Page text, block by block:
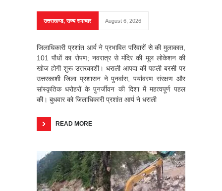
उत्तराखण्ड,राज्य समाचार August 6, 2026
जिलाधिकारी प्रशांत आर्य ने प्रभावित परिवारों से की मुलाकात,
101 पौधों का रोपण; नवरात्र से मंदिर की मूल लोकेशन की
खोज होगी शुरू उत्तरकाशी। धराली आपदा की पहली बरसी पर
उत्तरकाशी जिला प्रशासन ने पुनर्वास, पर्यावरण संरक्षण और
सांस्कृतिक धरोहरों के पुनर्जीवन की दिशा में महत्वपूर्ण पहल
की। बुधवार को जिलाधिकारी प्रशांत आर्य ने धराली
READ MORE